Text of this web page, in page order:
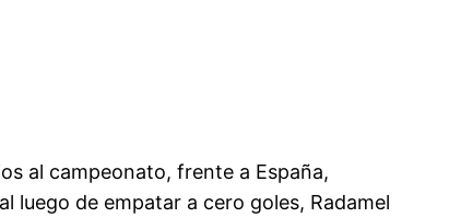
al campeonato, frente a España,
luego de empatar a cero goles, Radamel